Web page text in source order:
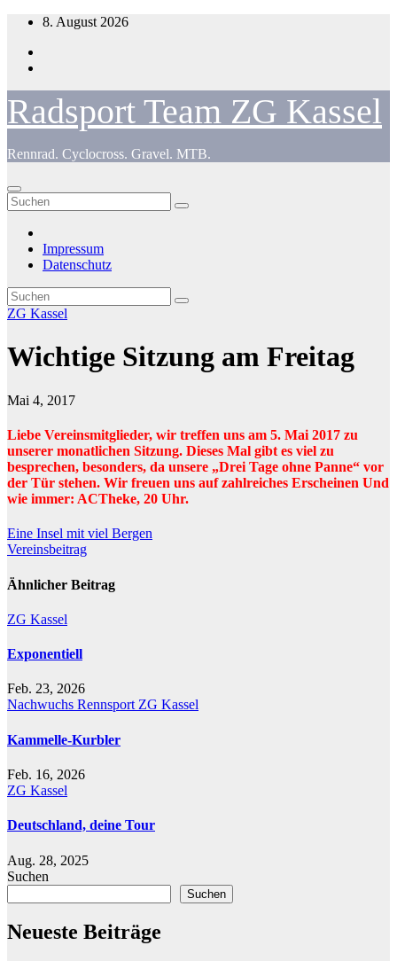
Zum
springen
8. August 2026
Radsport Team ZG Kassel
Rennrad. Cyclocross. Gravel. MTB.
Impressum
Datenschutz
ZG Kassel
Wichtige Sitzung am Freitag
Mai 4, 2017
Liebe Vereinsmitglieder, wir treffen uns am 5. Mai 2017 zu
unserer monatlichen Sitzung. Dieses Mal gibt es viel zu
besprechen, besonders, da unsere „Drei Tage ohne Panne“ vor
der Tür stehen. Wir freuen uns auf zahlreiches Erscheinen Und
wie immer: ACTheke, 20 Uhr.
Beitragsnavigation
Eine Insel mit viel Bergen
Vereinsbeitrag
Ähnlicher Beitrag
ZG Kassel
Exponentiell
Feb. 23, 2026
Nachwuchs RennsportZG Kassel
Kammelle-Kurbler
Feb. 16, 2026
ZG Kassel
Deutschland, deine Tour
Aug. 28, 2025
Suchen
Suchen
Neueste Beiträge